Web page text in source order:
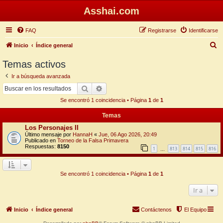
Asshai.com
FAQ Identificarse
Registrarse
Inicio Índice general
Temas activos
Ir a búsqueda avanzada
Buscar
Se encontró 1 coincidencia • Página 1de 1
Temas
Los Personajes II
Último mensaje por HannaH « Jue, 06 Ago 2026, 20:49
Publicado en Torneo de la Falsa Primavera
Respuestas: 8150 1 813 814 815 816
Se encontró 1 coincidencia • Página 1de 1
Ir a
Inicio Índice general El Equipo
Contáctenos